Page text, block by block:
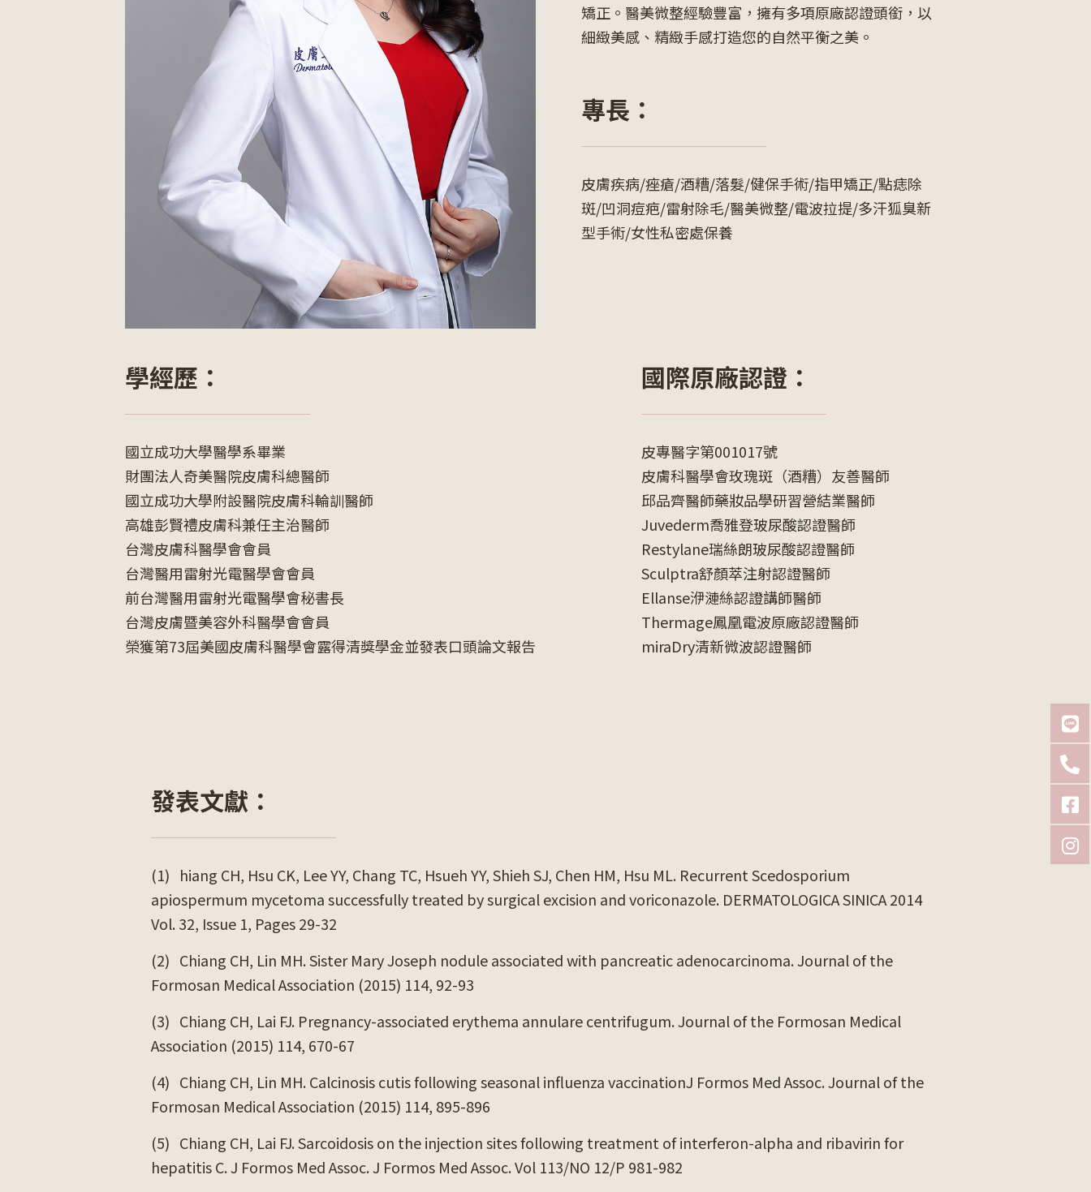
矯正。醫美微整經驗豐富，擁有多項原廠認證頭銜， 以
細緻美感、精緻手感打造您的自然平衡之美 。
專長：
皮膚疾病/痤瘡/酒糟/落髮/健保手術/指甲矯正/點痣除
斑/凹洞痘疤/雷射除毛/醫美微整/電波拉提/多汗狐臭新
型手術/女性私密處保養
學經歷：
國立成功大學醫學系畢業
財團法人奇美醫院皮膚科總醫師
國立成功大學附設醫院皮膚科輪訓醫師
高雄彭賢禮皮膚科兼任主治醫師
台灣皮膚科醫學會會員
台灣醫用雷射光電醫學會會員
前台灣醫用雷射光電醫學會秘書長
台灣皮膚暨美容外科醫學會會員
榮獲第73屆美國皮膚科醫學會露得清獎學金並發表口頭論文報告
國際原廠認證：
皮專醫字第001017號
皮膚科醫學會玫瑰斑（酒糟）友善醫師
邱品齊醫師藥妝品學研習營結業醫師
Juvederm喬雅登玻尿酸認證醫師
Restylane瑞絲朗玻尿酸認證醫師
Sculptra舒顏萃注射認證醫師
Ellanse洢漣絲認證講師醫師
Thermage鳳凰電波原廠認證醫師
miraDry清新微波認證醫師
發表文獻：
(1) hiang CH, Hsu CK, Lee YY, Chang TC, Hsueh YY, Shieh SJ, Chen HM, Hsu ML. Recurrent Scedosporium
apiospermum mycetoma successfully treated by surgical excision and voriconazole. DERMATOLOGICA SINICA 2014
Vol. 32, Issue 1, Pages 29-32
(2) Chiang CH, Lin MH. Sister Mary Joseph nodule associated with pancreatic adenocarcinoma. Journal of the
Formosan Medical Association (2015) 114, 92-93
(3) Chiang CH, Lai FJ. Pregnancy-associated erythema annulare centrifugum. Journal of the Formosan Medical
Association (2015) 114, 670-67
(4) Chiang CH, Lin MH. Calcinosis cutis following seasonal influenza vaccinationJ Formos Med Assoc. Journal of the
Formosan Medical Association (2015) 114, 895-896
(5) Chiang CH, Lai FJ. Sarcoidosis on the injection sites following treatment of interferon-alpha and ribavirin for
hepatitis C. J Formos Med Assoc. J Formos Med Assoc. Vol 113/NO 12/P 981-982